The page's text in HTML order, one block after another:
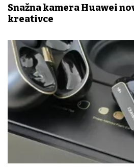
Snažna kamera Huawei
kreativce